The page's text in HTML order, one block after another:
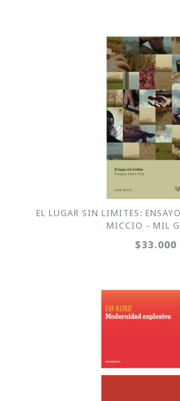
EL LUGAR SIN LIMITES:
MICCIO - MIL
$33.000